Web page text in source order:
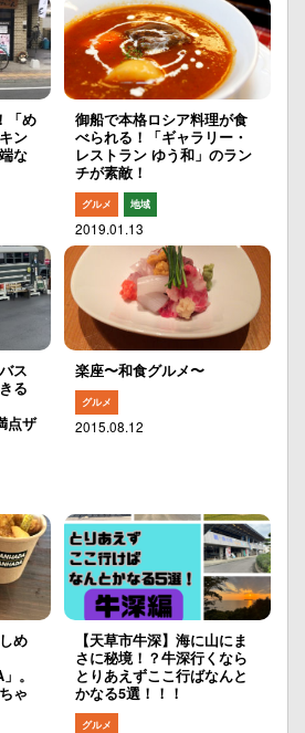
「め
ン
な
御船で本格ロシア料理が食
べられる！「ギャラリー・
レストラン ゆう和」のラン
チが素敵！
グルメ 地域
2019.01.13
ス
る
点ザ
楽座〜和食グルメ〜
グルメ
2015.08.12
め
。
ゃ
【天草市牛深】海に山にま
さに秘境！？牛深行くなら
とりあえずここ行ばなんと
かなる5選！！！
グルメ